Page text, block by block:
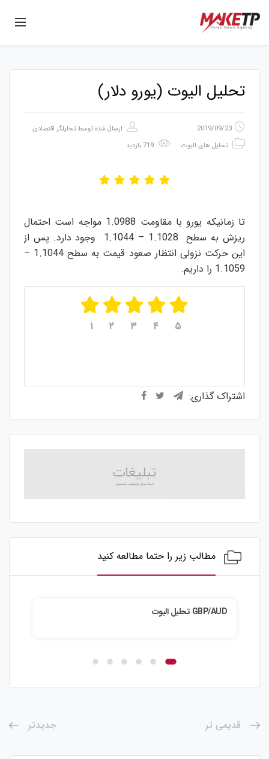
تحلیل الیوت (یورو دلار)
2019/09/23 ارسال شده توسط تحلیلگر اقتصادی
تحلیل های الیوت
تا زمانیکه یورو با مقاومت 1.0988 مواجه است احتمال
ریزش به سطح 1.1028 – 1.1044 وجود دارد. پس از
این حرکت نزولی انتظار صعود قیمت به سطح 1.1044 –
1.1059 را داریم.
۱ ۲ ۳ ۴ ۵
اشتراک گذاری:
مطالب زیر را حتما مطالعه کنید
GBP/AUD تحلیل الیوت
قدیمی تر جدیدتر